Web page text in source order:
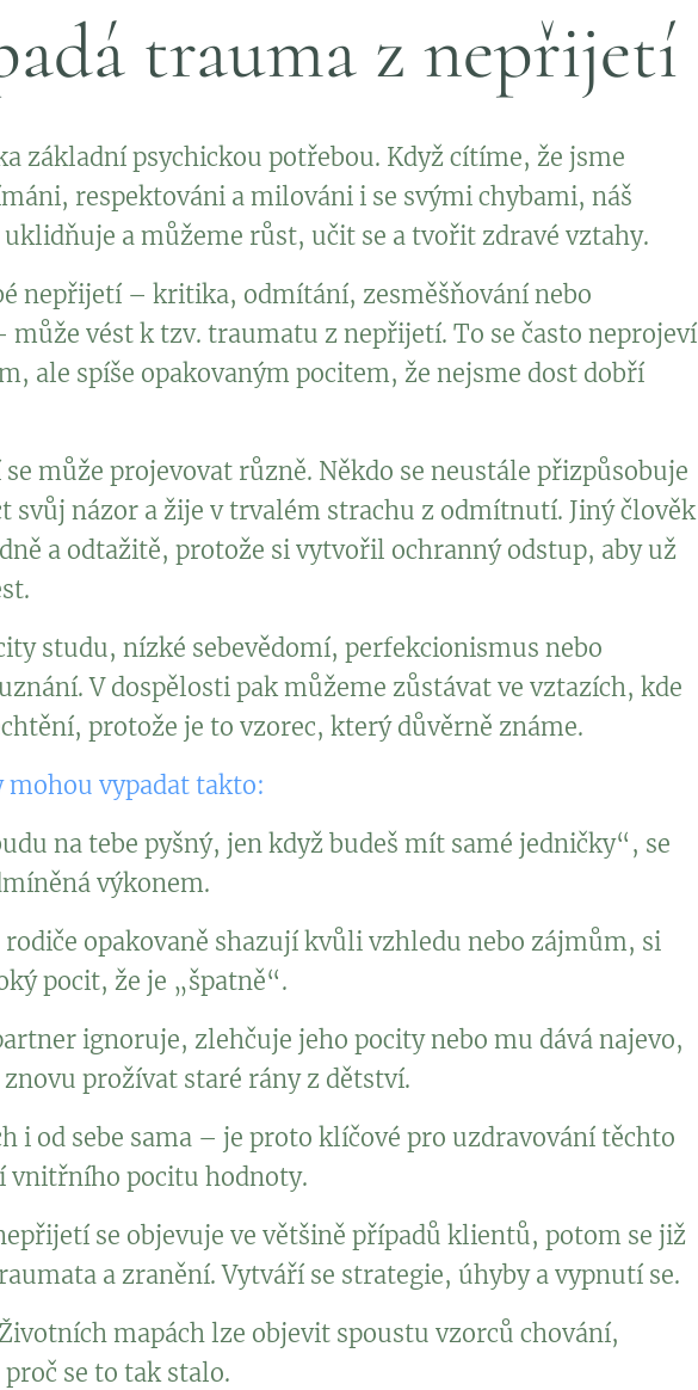
trauma z nepřijetí
základní psychickou potřebou. Když cítíme, že jsme
respektováni a milováni i se svými chybami, náš
a můžeme růst, učit se a tvořit zdravé vztahy.
nepřijetí – kritika, odmítání, zesměšňování nebo
může vést k tzv. traumatu z nepřijetí. To se často neprojeví
ale spíše opakovaným pocitem, že nejsme dost dobří
může projevovat různě. Někdo se neustále přizpůsobuje
svůj názor a žije v trvalém strachu z odmítnutí. Jiný člověk
a odtažitě, protože si vytvořil ochranný odstup, aby už
studu, nízké sebevědomí, perfekcionismus nebo
V dospělosti pak můžeme zůstávat ve vztazích, kde
protože je to vzorec, který důvěrně známe.
vypadat takto:
na tebe pyšný, jen když budeš mít samé jedničky“, se
výkonem.
opakovaně shazují kvůli vzhledu nebo zájmům, si
pocit, že je „špatně“.
ignoruje, zlehčuje jeho pocity nebo mu dává najevo,
prožívat staré rány z dětství.
i od sebe sama – je proto klíčové pro uzdravování těchto
vnitřního pocitu hodnoty.
se objevuje ve většině případů klientů, potom se již
a zranění. Vytváří se strategie, úhyby a vypnutí se.
mapách lze objevit spoustu vzorců chování,
se to tak stalo.